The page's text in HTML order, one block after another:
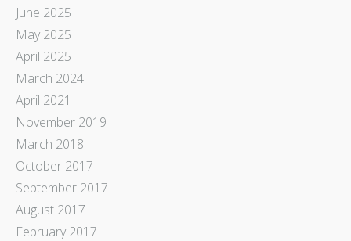
June 2025
May 2025
April 2025
March 2024
April 2021
November 2019
March 2018
October 2017
September 2017
August 2017
February 2017